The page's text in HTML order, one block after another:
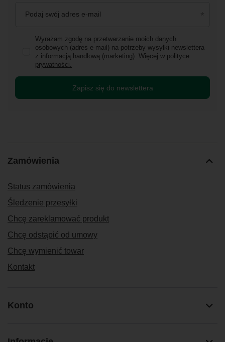
Podaj swój adres e-mail
Wyrażam zgodę na przetwarzanie moich danych
osobowych (adres e-mail) na potrzeby wysyłki newslettera
z informacją handlową (marketing). Więcej w polityce
prywatności.
Zapisz się do newslettera
Zamówienia
Status zamówienia
Śledzenie przesyłki
Chcę zareklamować produkt
Chcę odstąpić od umowy
Chcę wymienić towar
Kontakt
Konto